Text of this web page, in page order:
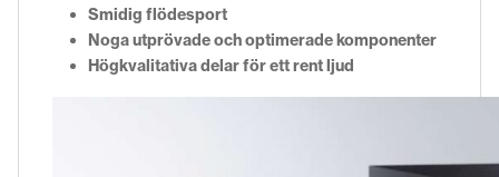
Smidig flödesport
Noga utprövade och optimerade komponenter
Högkvalitativa delar för ett rent ljud